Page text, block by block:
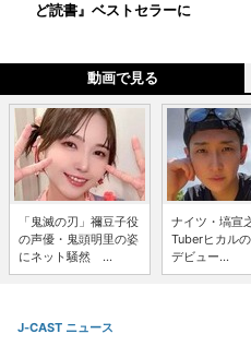
ど読書』ベストセラーに
動画で見る
「鬼滅の刃」禰豆子役
の声優・鬼頭明里の姿
にネット騒然 ...
ナイツ・塙宣
Tuberヒカル
デビュー...
J-CAST ニュース